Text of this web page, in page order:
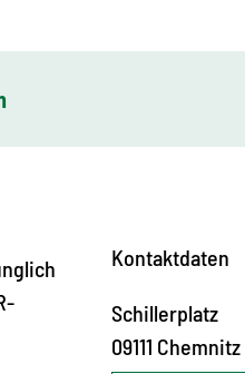
Kontaktdaten
Schillerplatz
09111 Chemnitz